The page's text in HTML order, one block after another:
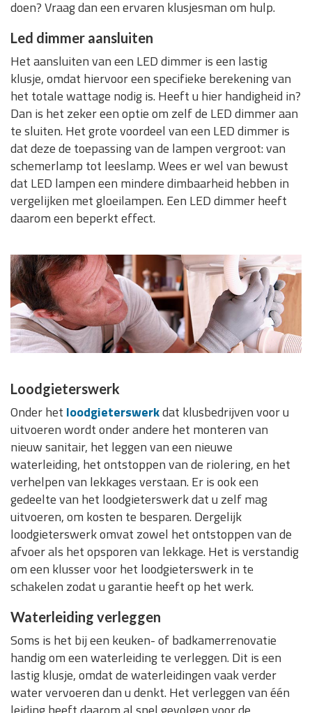
doen? Vraag dan een ervaren klusjesman om hulp.
Led dimmer aansluiten
Het aansluiten van een LED dimmer is een lastig
klusje, omdat hiervoor een specifieke berekening van
het totale wattage nodig is. Heeft u hier handigheid in?
Dan is het zeker een optie om zelf de LED dimmer aan
te sluiten. Het grote voordeel van een LED dimmer is
dat deze de toepassing van de lampen vergroot: van
schemerlamp tot leeslamp. Wees er wel van bewust
dat LED lampen een mindere dimbaarheid hebben in
vergelijken met gloeilampen. Een LED dimmer heeft
daarom een beperkt effect.
Loodgieterswerk
Onder het loodgieterswerkdat klusbedrijven voor u
uitvoeren wordt onder andere het monteren van
nieuw sanitair, het leggen van een nieuwe
waterleiding, het ontstoppen van de riolering, en het
verhelpen van lekkages verstaan. Er is ook een
gedeelte van het loodgieterswerk dat u zelf mag
uitvoeren, om kosten te besparen. Dergelijk
loodgieterswerk omvat zowel het ontstoppen van de
afvoer als het opsporen van lekkage. Het is verstandig
om een klusser voor het loodgieterswerk in te
schakelen zodat u garantie heeft op het werk.
Waterleiding verleggen
Soms is het bij een keuken- of badkamerrenovatie
handig om een waterleiding te verleggen. Dit is een
lastig klusje, omdat de waterleidingen vaak verder
water vervoeren dan u denkt. Het verleggen van één